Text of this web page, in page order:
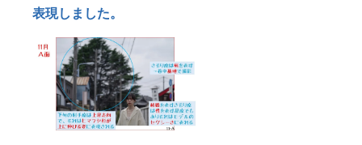
表現しました。